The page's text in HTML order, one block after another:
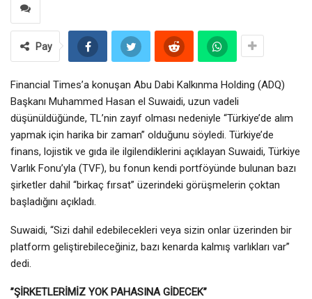
Pay
Financial Times’a konuşan Abu Dabi Kalkınma Holding (ADQ)
Başkanı Muhammed Hasan el Suwaidi, uzun vadeli
düşünüldüğünde, TL’nin zayıf olması nedeniyle “Türkiye’de alım
yapmak için harika bir zaman” olduğunu söyledi. Türkiye’de
finans, lojistik ve gıda ile ilgilendiklerini açıklayan Suwaidi, Türkiye
Varlık Fonu’yla (TVF), bu fonun kendi portföyünde bulunan bazı
şirketler dahil “birkaç fırsat” üzerindeki görüşmelerin çoktan
başladığını açıkladı.
Suwaidi, “Sizi dahil edebilecekleri veya sizin onlar üzerinden bir
platform geliştirebileceğiniz, bazı kenarda kalmış varlıkları var”
dedi.
”ŞİRKETLERİMİZ YOK PAHASINA GİDECEK”